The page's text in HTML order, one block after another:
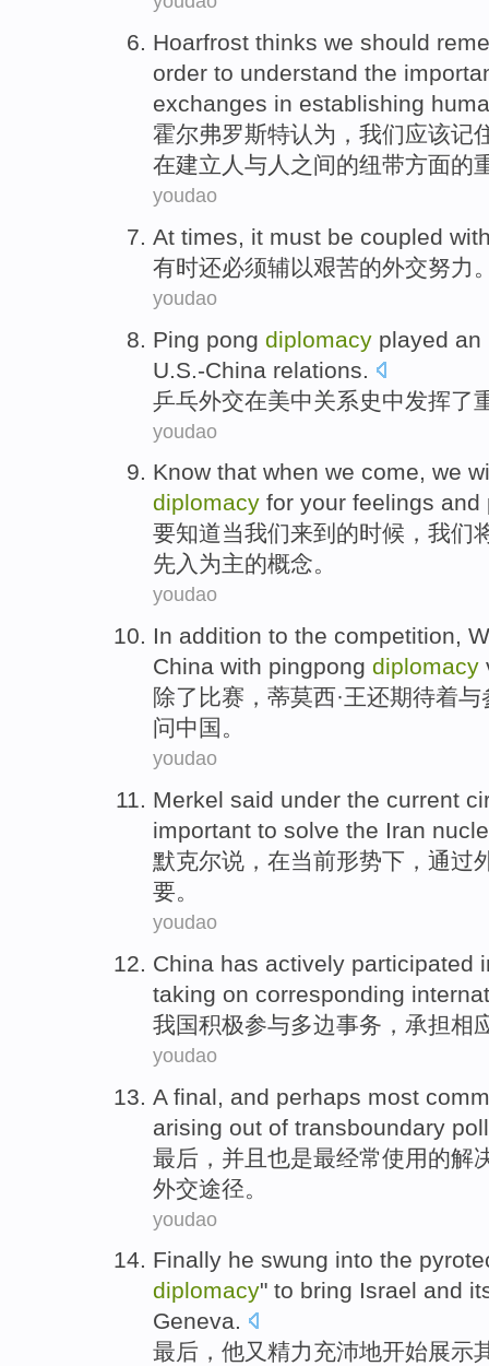
Hoarfrost thinks we should
order to understand the
exchanges in establishing
霍尔弗罗斯特认为，我们应该记
在建立人与人之间的纽带方面的
youdao
At times, it must be coupled
有时还必须辅以艰苦的外交努力
youdao
Ping pong diplomacy played an
U.S.-China relations.
乒乓外交在美中关系史中发挥了
youdao
Know that when we come, we
diplomacy for your feelings and
要知道当我们来到 的时候，我们
先入为主的概念。
youdao
In addition to the competition,
China with pingpong diplomacy
除了 比赛 ，蒂莫西·王还期待着与
问中国 。
youdao
Merkel said under the current
important to solve the Iran
默克尔说 ， 在当前形势下 ， 通过
要。
youdao
China has actively participated
taking on corresponding
我国积极参与多边事务， 承担相
youdao
A final and perhaps most
arising out of transboundary
最后 ， 并且 也是最经常使用的解
外交途径 。
youdao
Finally he swung into the
diplomacy" to bring Israel and
Geneva.
最后 ， 他又精力充沛地开始展示